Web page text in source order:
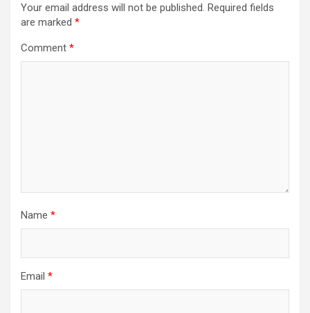
Your email address will not be published. Required fields
are marked *
Comment *
Name *
Email *